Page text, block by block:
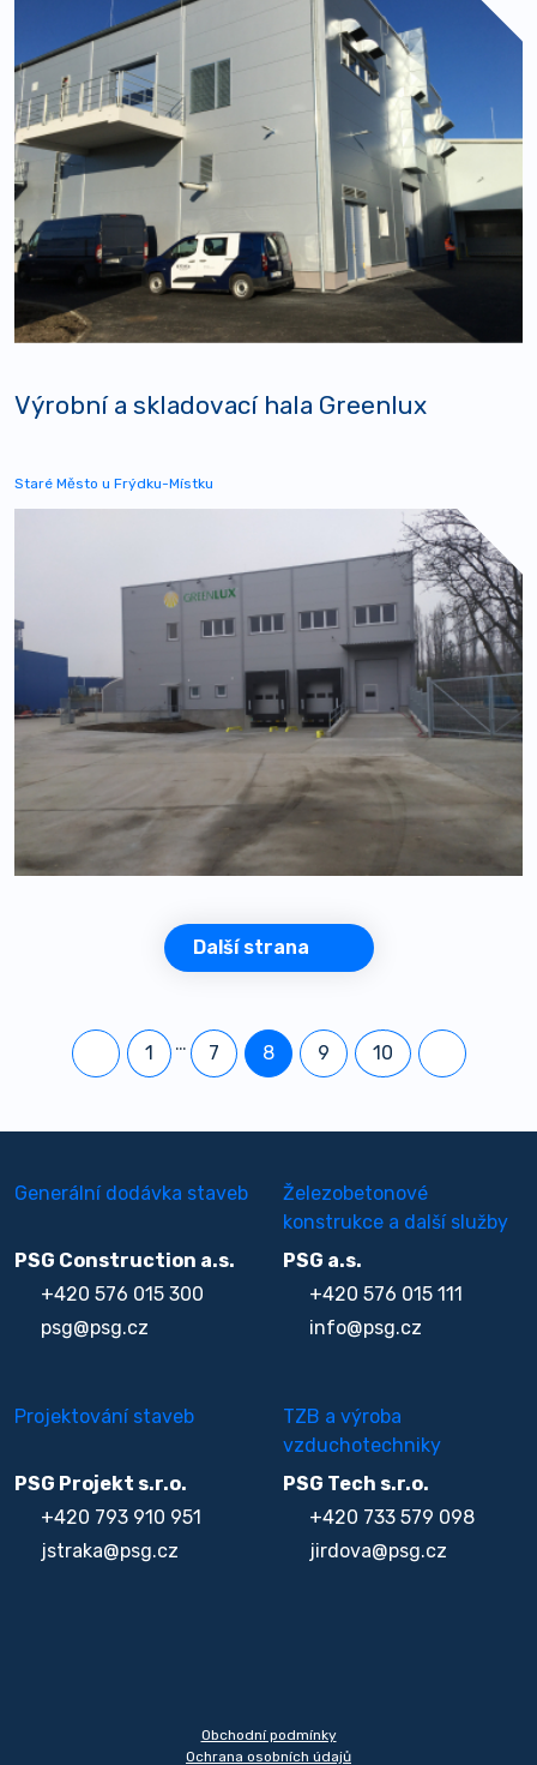
Výrobní a skladovací hala Greenlux
Staré Město u Frýdku-Místku
Další strana
1 … 7 8 9 10
Generální dodávka staveb
PSG Construction a.s.
+420 576 015 300
psg@psg.cz
Železobetonové
konstrukce a další služby
PSG a.s.
+420 576 015 111
info@psg.cz
Projektování staveb
PSG Projekt s.r.o.
+420 793 910 951
jstraka@psg.cz
TZB a výroba
vzduchotechniky
PSG Tech s.r.o.
+420 733 579 098
jirdova@psg.cz
Obchodní podmínky
Ochrana osobních údajů